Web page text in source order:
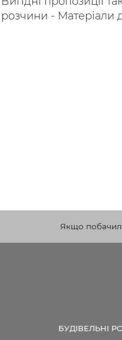
розчини - Матеріали
Якщо побачили
БУДІВЕЛЬНІ